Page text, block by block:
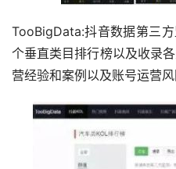
TooBigData:抖音数据第三
个垂直类目排行榜以及收录
营经验和案例以及账号运营风